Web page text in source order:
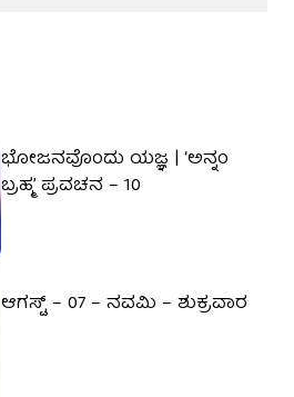
ಭೋಜನವೊಂದು ಯಜ್ಞ | ‘ಅನ್ನಂ
ಬ್ರಹ್ಮ’ ಪ್ರವಚನ – 10
ಆಗಸ್ಟ್ – 07 – ನವಮಿ – ಶುಕ್ರವಾರ